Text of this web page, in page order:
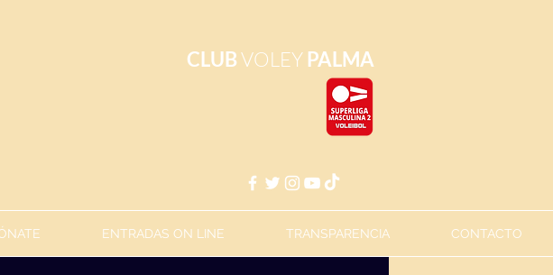
CLUBVOLEY PALMA
ENTRADAS ON LINE TRANSPARENCIA CONTACTO